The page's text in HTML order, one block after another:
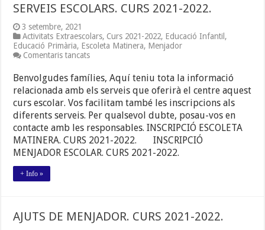
SERVEIS ESCOLARS. CURS 2021-2022.
3 setembre, 2021
Activitats Extraescolars, Curs 2021-2022, Educació Infantil ,
Educació Primària, Escoleta Matinera, Menjador
Comentaris tancatsa
ESCOLARS.
CURS
2021-
2022.
Benvolgudes famílies, Aquí teniu tota la informació
relacionada amb els serveis que oferirà el centre aquest
curs escolar. Vos facilitam també les inscripcions als
diferents serveis. Per qualsevol dubte, posau-vos en
contacte amb les responsables. INSCRIPCIÓ ESCOLETA
MATINERA. CURS 2021-2022. INSCRIPCIÓ
MENJADOR ESCOLAR. CURS 2021-2022.
+ Info »
AJUTS DE MENJADOR. CURS 2021-2022.